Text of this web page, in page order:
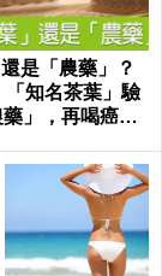
是「農藥」？
知名茶葉」驗
」，再喝癌